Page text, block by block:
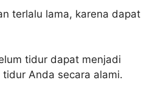
terlalu lama, karena dapat
tidur dapat menjadi
Anda secara alami.